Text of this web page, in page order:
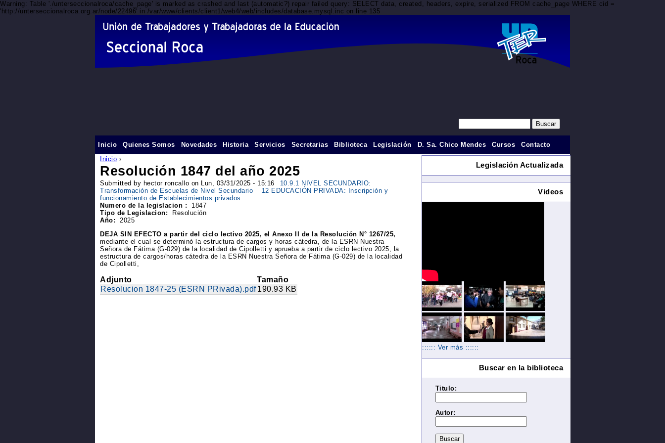
Warning: Table './unterseccionalroca/cache_page' is marked as crashed and last (automatic?) repair failed query: SELECT data, created, headers, expire, serialized FROM cache_page WHERE cid =
'http://unterseccionalroca.org.ar/node/22496' in /var/www/clients/client1/web4/web/includes/database.mysql.inc on line 135
Inicio ›
Resolución 1847 del año 2025
Submitted by hector roncallo on Lun, 03/31/2025 - 15:16
10.9.1 NIVEL SECUNDARIO:
Transformación de Escuelas de Nivel Secundario
12 EDUCACIÓN PRIVADA: Inscripción y
funcionamiento de Establecimientos privados
Numero de la legislacion :
1847
Tipo de Legislacion:
Resolución
Año:
2025
DEJA SIN EFECTO a partir del ciclo lectivo 2025, el Anexo II de la Resolución N° 1267/25,
mediante el cual se determinó la estructura de cargos y horas cátedra, de la ESRN Nuestra
Señora de Fátima (G-029) de la localidad de Cipolletti y aprueba a partir de ciclo lectivo 2025, la
estructura de cargos/horas cátedra de la ESRN Nuestra Señora de Fátima (G-029) de la localidad
de Cipolletti,
Adjunto
Tamaño
Resolucion 1847-25 (ESRN PRivada).pdf 190.93 KB
Inicio Quienes Somos Novedades Historia Servicios Secretarias Biblioteca Legislación D. Sa. Chico Mendes Cursos Contacto
Legislación Actualizada
Videos
:::::: Ver más ::::::
Buscar en la biblioteca
Titulo:
Autor: